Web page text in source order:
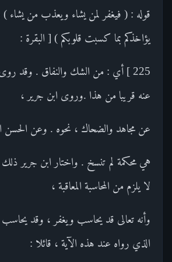
قوله : ( فيغفر لمن يشاء ويعذب من يشاء
يؤاخذكم بما كسبت قلوبكم ) [ البقرة :
225 ] أي : من الشك والنفاق . وقد
عنه قريبا من هذا .وروى ابن جرير ،
عن مجاهد والضحاك ، نحوه . وعن الحسن
هي محكمة لم تنسخ . واختار ابن جرير ذلك
لا يلزم من المحاسبة المعاقبة ،
وأنه تعالى قد يحاسب ويغفر ، وقد
الذي رواه عند هذه الآية ، قائلا :